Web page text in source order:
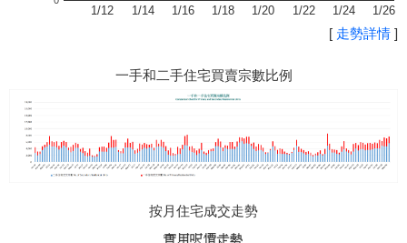
1/12 1/14 1/16 1/18 1/20 1/22 1/24 1/26
[ 走勢詳情 ]
一手和二手住宅買賣宗數比例
按月住宅成交走勢